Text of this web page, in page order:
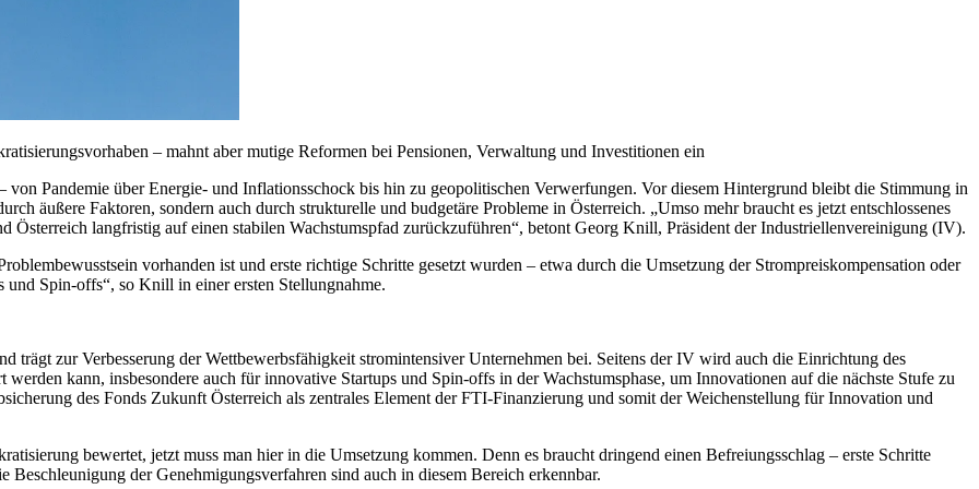
– mahnt aber mutige Reformen bei Pensionen, Verwaltung und Investitionen ein
Pandemie über Energie- und Inflationsschock bis hin zu geopolitischen Verwerfungen. Vor diesem Hintergrund bleibt die Stimmung in
äußere Faktoren, sondern auch durch strukturelle und budgetäre Probleme in Österreich. „Umso mehr braucht es jetzt entschlossenes
Österreich langfristig auf einen stabilen Wachstumspfad zurückzuführen“, betont Georg Knill, Präsident der Industriellenvereinigung (IV).
vorhanden ist und erste richtige Schritte gesetzt wurden – etwa durch die Umsetzung der Strompreiskompensation oder
Spin-offs“, so Knill in einer ersten Stellungnahme.
trägt zur Verbesserung der Wettbewerbsfähigkeit stromintensiver Unternehmen bei. Seitens der IV wird auch die Einrichtung des
kann, insbesondere auch für innovative Startups und Spin-offs in der Wachstumsphase, um Innovationen auf die nächste Stufe zu
des Fonds Zukunft Österreich als zentrales Element der FTI-Finanzierung und somit der Weichenstellung für Innovation und
bewertet, jetzt muss man hier in die Umsetzung kommen. Denn es braucht dringend einen Befreiungsschlag – erste Schritte
der Genehmigungsverfahren sind auch in diesem Bereich erkennbar.